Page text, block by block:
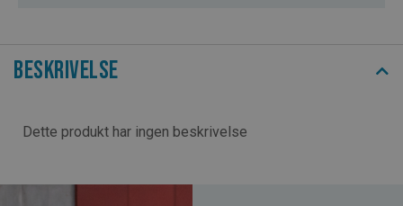
Beskrivelse
Dette produkt har ingen beskrivelse